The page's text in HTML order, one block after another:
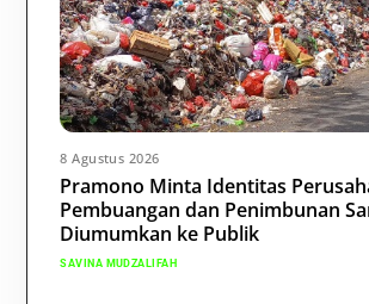
8 Agustus 2026
Pramono Minta Identitas
Pembuangan dan Penimbunan
Diumumkan ke Publik
SAVINA MUDZALIFAH